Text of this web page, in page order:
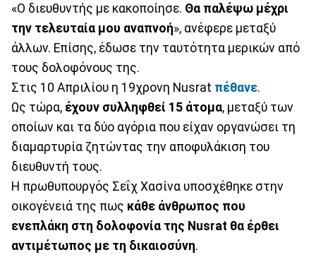
«Ο διευθυντής με κακοποίησε. Θα παλέψω μέχρι
την τελευταία μου αναπνοή», ανέφερε μεταξύ
άλλων. Επίσης, έδωσε την ταυτότητα μερικών από
τους δολοφόνους της.
Στις 10 Απριλίου η 19χρονη Nusrat πέθανε.
Ως τώρα, έχουν συλληφθεί 15 άτομα, μεταξύ των
οποίων και τα δύο αγόρια που είχαν οργανώσει τη
διαμαρτυρία ζητώντας την αποφυλάκιση του
διευθυντή τους.
Η πρωθυπουργός Σεΐχ Χασίνα υποσχέθηκε στην
οικογένειά της πως κάθε άνθρωπος που
ενεπλάκη στη δολοφονία της Nusrat θα έρθει
αντιμέτωπος με τη δικαιοσύνη.